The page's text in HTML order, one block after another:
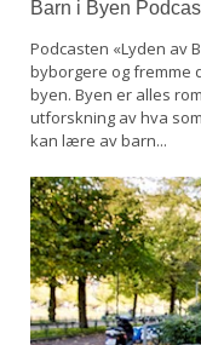
Barn i Byen
Podcasten «Lyden av
byborgere og fremme
byen. Byen er alles
utforskning av hva
kan lære av barn...